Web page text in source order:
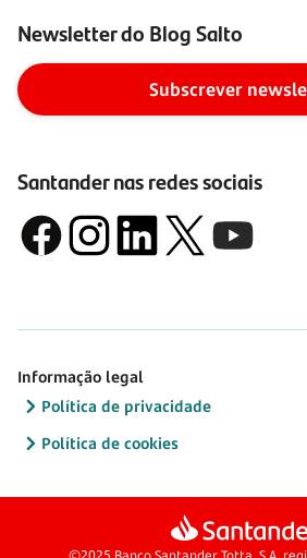
Newsletter do Blog Salto
Subscrever
Santander nas redes sociais
Informação legal
Política de privacidade
Política de cookies